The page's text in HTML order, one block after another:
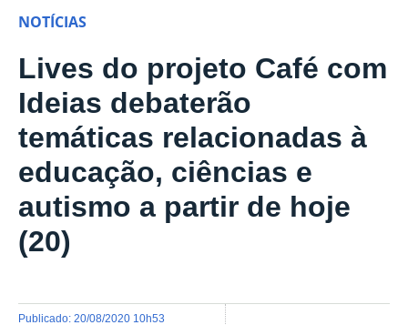
NOTÍCIAS
Lives do projeto Café com
Ideias debaterão
temáticas relacionadas à
educação, ciências e
autismo a partir de hoje
(20)
publicado: 20/08/2020 10h53